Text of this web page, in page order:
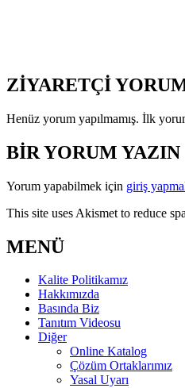
ZİYARETÇİ
Henüz yorum yapılmamış. İlk
BİR YORUM YAZIN
Yorum yapabilmek için giriş
This site uses Akismet to reduce
MENÜ
Kalite Politikamız
Hakkımızda
Basında Biz
Tanıtım Videosu
Diğer
Online Katalog
Çözüm Ortaklarımız
Yasal Uyarı